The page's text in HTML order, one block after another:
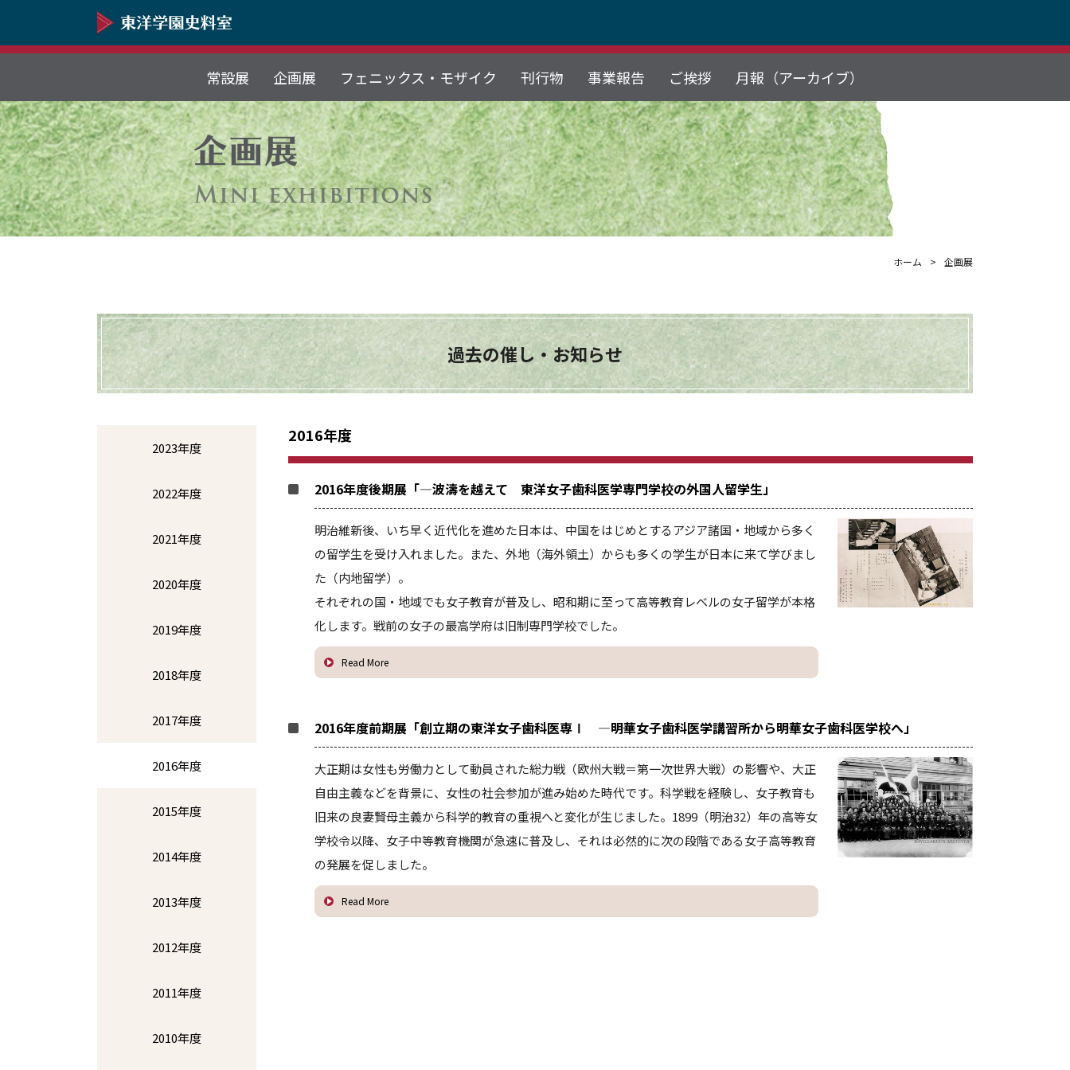
常設展 企画展 フェニックス・モザイク 刊行物 事業報告 ご挨拶 月報（アーカイブ）
ホーム 企画展
過去の催し・お知らせ
2023年度
2022年度
2021年度
2020年度
2019年度
2018年度
2017年度
2016年度
2015年度
2014年度
2013年度
2012年度
2011年度
2010年度
2016年度
2016年度後期展「―波濤を越えて 東洋女子歯科医学専門学校の外国人留学生」
明治維新後、いち早く近代化を進めた日本は、中国をはじめとするアジア諸国・地域から多く
の留学生を受け入れました。また、外地（海外領土）からも多くの学生が日本に来て学びまし
た（内地留学）。
それぞれの国・地域でも女子教育が普及し、昭和期に至って高等教育レベルの女子留学が本格
化します。戦前の女子の最高学府は旧制専門学校でした。
Read More
2016年度前期展「創立期の東洋女子歯科医専Ⅰ ―明華女子歯科医学講習所から明華女子歯科医学校へ」
大正期は女性も労働力として動員された総力戦（欧州大戦＝第一次世界大戦）の影響や、大正
自由主義などを背景に、女性の社会参加が進み始めた時代です。科学戦を経験し、女子教育も
旧来の良妻賢母主義から科学的教育の重視へと変化が生じました。1899（明治32）年の高等女
学校令以降、女子中等教育機関が急速に普及し、それは必然的に次の段階である女子高等教育
の発展を促しました。
Read More